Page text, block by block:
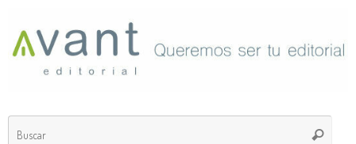
contenido
Buscar